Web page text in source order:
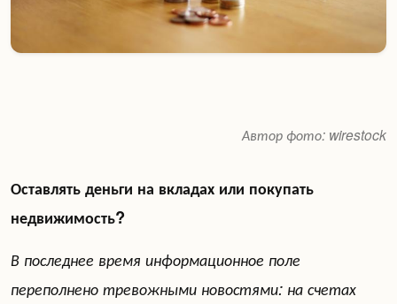
Автор фото: wirestock
Оставлять деньги на вкладах или покупать
недвижимость?
В последнее время информационное поле
переполнено тревожными новостями: на счетах